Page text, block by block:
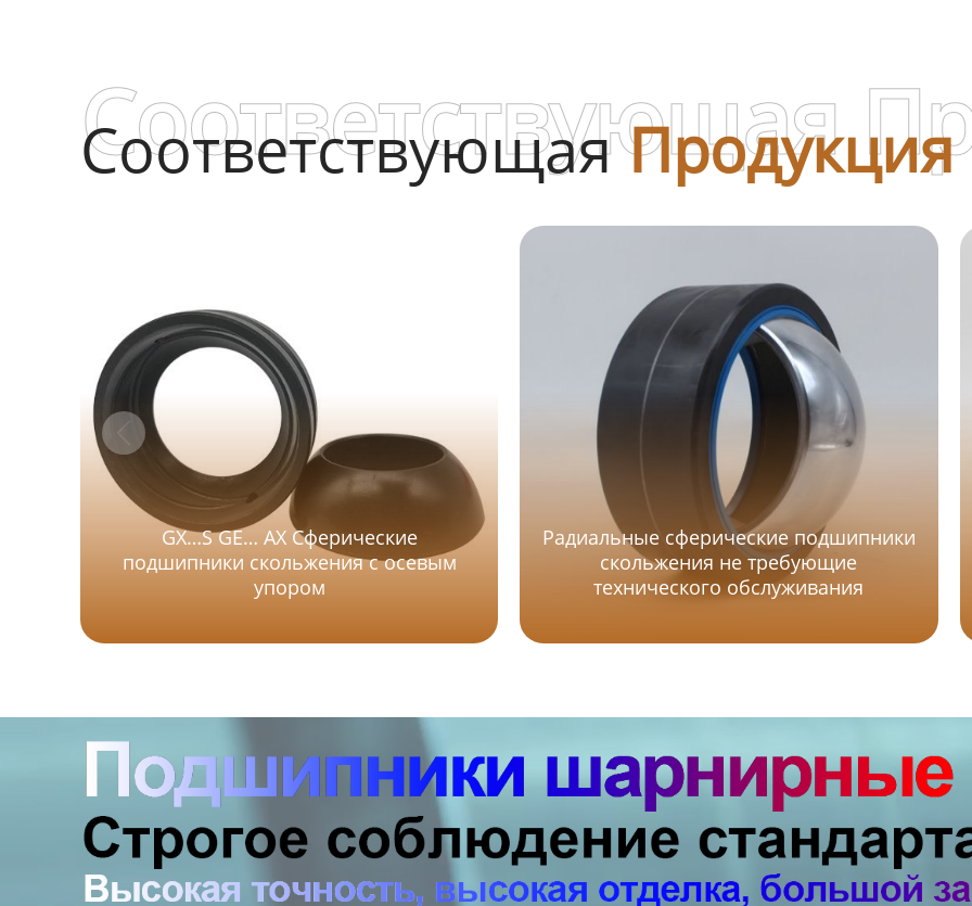
СоответствующаяПродукция
Соответствующая
GX…S GE… AX Сферические
подшипники скольжения с осевым
упором
Радиальные сферические подшипники
скольжения не требующие
технического обслуживания